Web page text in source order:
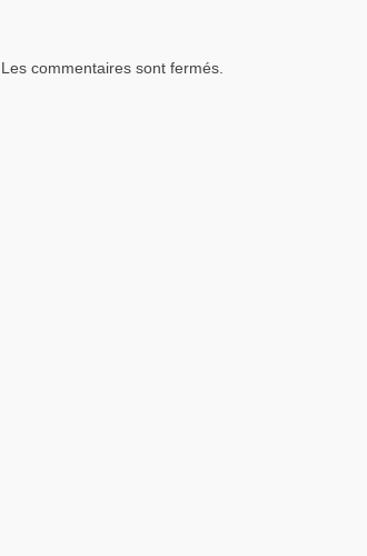
Les commentaires sont fermés.